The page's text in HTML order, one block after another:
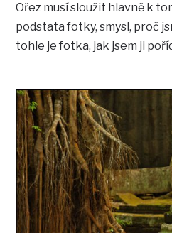
Ořez musí sloužit hlavně k
podstata fotky, smysl, proč
tohle je fotka, jak jsem ji